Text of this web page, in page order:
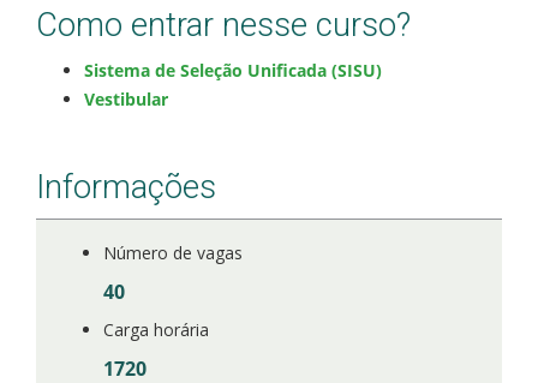
Inscrições e acompanhamento
Orientações para Matrícula
Cadastro de interesse
Como entrar nesse curso?
Sistema de Seleção Unificada (SISU)
Vestibular
Informações
Número de vagas
40
Carga horária
1720